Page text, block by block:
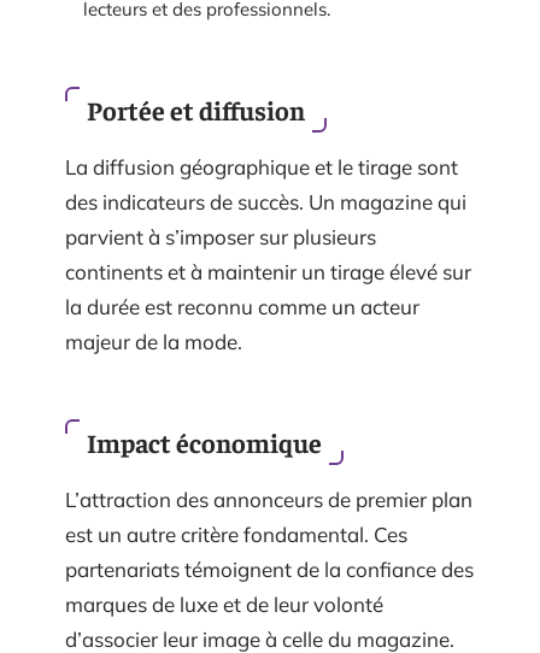
lecteurs et des professionnels.
Portée et diffusion
La diffusion géographique et le tirage sont
des indicateurs de succès. Un magazine qui
parvient à s’imposer sur plusieurs
continents et à maintenir un tirage élevé sur
la durée est reconnu comme un acteur
majeur de la mode.
Impact économique
L’attraction des annonceurs de premier plan
est un autre critère fondamental. Ces
partenariats témoignent de la confiance des
marques de luxe et de leur volonté
d’associer leur image à celle du magazine.